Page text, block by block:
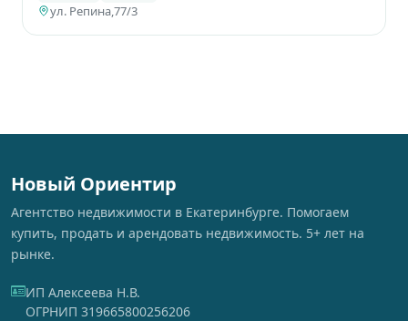
ул. Репина,77/3
Новый Ориентир
Агентство недвижимости в Екатеринбурге. Помогаем
купить, продать и арендовать недвижимость. 5+ лет на
рынке.
ИП Алексеева Н.В.
ОГРНИП 319665800256206